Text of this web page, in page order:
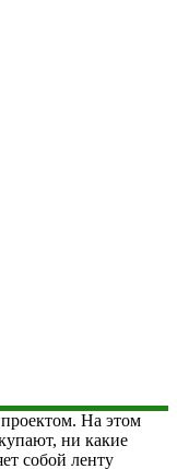
На этом
ни какие
собой ленту